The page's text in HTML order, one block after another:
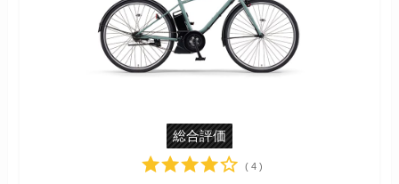
総合評価
( 4 )